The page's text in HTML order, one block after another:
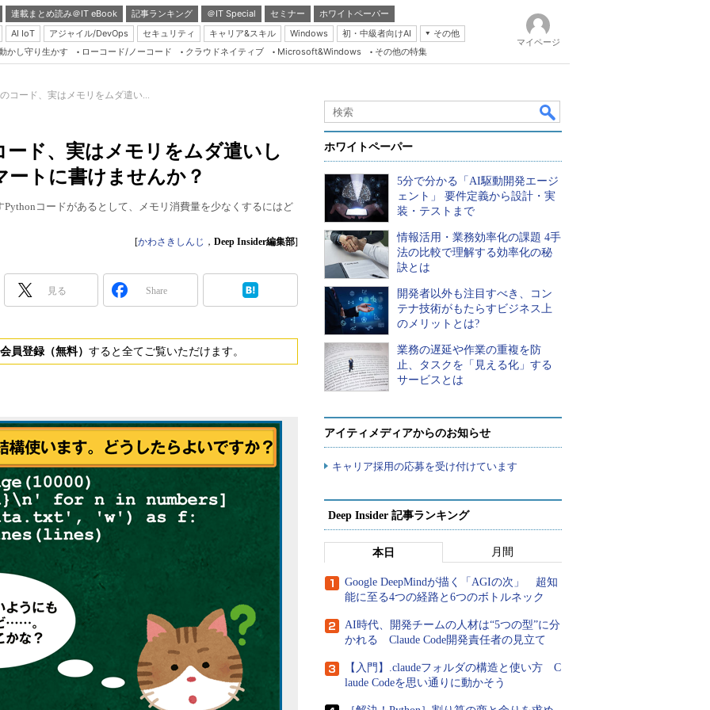
連載まとめ読み＠IT eBook 記事ランキング ＠IT Special セミナー
ホワイトペーパー
AI IoT
アジャイル/DevOps セキュリティ キャリア&スキル Windows 初・中級者向けAI
その他
Server & Storage
Java Agile
Database Expert
Linux ＆ OSS
Master of IP Network
Security & Trust
ブログ
かし守り生かす ローコード/ノーコード クラウドネイティブ Microsoft&Windows その他の特集
マイページ
コード、実はメモリをムダ遣い...
ド、実はメモリをムダ遣いし
トに書けませんか？
コードがあるとして、メモリ消費量を少なくするにはど
[かわさきしんじ ， Deep Insider編集部]
見る Share
会員登録（無料） すると全てご覧いただけます。
ホワイトペーパー
5分で分かる「AI駆動開発エージ
ェント」 要件定義から設計・実
装・テストまで
情報活用・業務効率化の課題 4手
法の比較で理解する効率化の秘
訣とは
開発者以外も注目すべき、コン
テナ技術がもたらすビジネス上
のメリットとは?
業務の遅延や作業の重複を防
止、タスクを「見える化」する
サービスとは
アイティメディアからのお知らせ
キャリア採用の応募を受け付けています
Deep Insider 記事ランキング
本日 月間
Google DeepMindが描く「AGIの次」 超知
能に至る4つの経路と6つのボトルネック
AI時代、開発チームの人材は“5つの型”に分
かれる Claude Code開発責任者の見立て
【入門】.claudeフォルダの構造と使い方 C
laude Codeを思い通りに動かそう